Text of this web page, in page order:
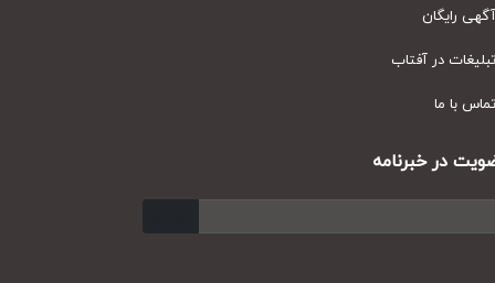
رایگان
در آفتاب
با ما
در خبرنامه